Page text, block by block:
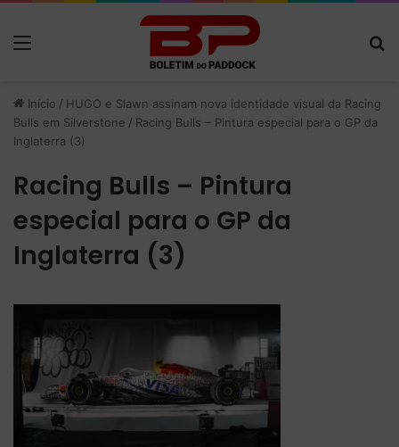
Início / HUGO e Slawn assinam nova identidade visual da Racing
Bulls em Silverstone / Racing Bulls – Pintura especial para o GP da
Inglaterra (3)
Racing Bulls – Pintura
especial para o GP da
Inglaterra (3)